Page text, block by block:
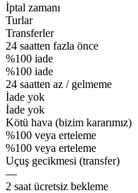
İptal zamanı
Turlar
Transferler
24 saatten fazla önce
%100 iade
%100 iade
24 saatten az / gelmeme
İade yok
İade yok
Kötü hava (bizim kararımız)
%100 veya erteleme
%100 veya erteleme
Uçuş gecikmesi (transfer)
—
2 saat ücretsiz bekleme